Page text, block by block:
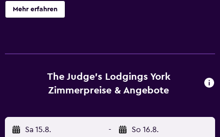
Wasserkocher mit Kaffee-/Teezubehör. Flachbildfernseher
stehen in den Zimmern zur Verfügung. In den Bädern
Mehr erfahren
The Judge's Lodgings York
Zimmerpreise & Angebote
Sa 15.8. - So 16.8.